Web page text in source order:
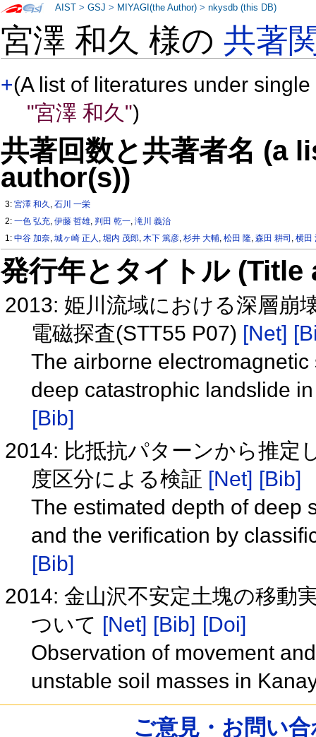
宮澤 和久 様の共著
+(A list of literatures under
"宮澤 和久")
共著回数と共著者名 (a
author(s))
3:宮澤 和久 ,石川 一栄
2:一色 弘充,伊藤 哲雄, 判田 乾一,滝川 義治
1:中谷 加奈,城ヶ崎 正人 ,堀内 茂郎,木下 篤彦,杉井 大輔,松田 隆,森田 耕司 ,横田
発行年とタイトル
2013: 姫川流域における深層崩
電磁探査(STT55 P07) [Net]
The airborne
deep catastrophic landslide
[Bib]
2014: 比抵抗パターンから推定
度区分による検証 [Net] [Bib]
The estimated depth of deep
and the verification by
[Bib]
2014: 金山沢不安定土塊の移動
ついて [Net] [Bib] [Doi]
Observation of movement
unstable soil masses in
AIST >GSJ > MIYAGI(the Author) >nkysdb (this DB)
ご意見・お問い